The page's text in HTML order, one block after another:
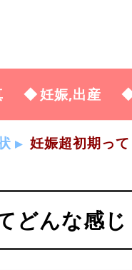
妊娠,出産
妊娠超初期っ
どんな感